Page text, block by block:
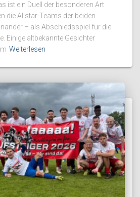
ist ein Duell der besonderen Art.
die Allstar-Teams der beiden
– als Abschiedsspiel für die
Einige altbekannte Gesichter
Weiterlesen